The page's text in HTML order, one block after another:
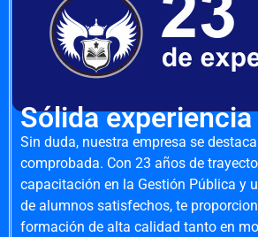
Sólida experiencia
Sin duda, nuestra empresa se
comprobada. Con 23 años de
capacitación en la Gestión Pública y
de alumnos satisfechos, te
formación de alta calidad tanto en